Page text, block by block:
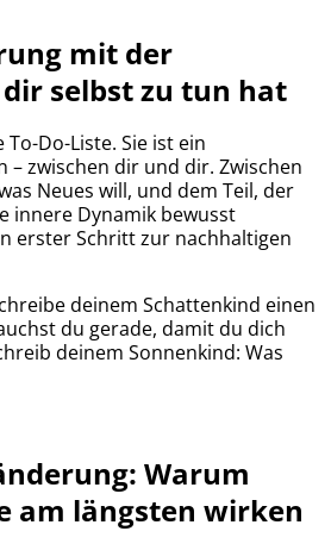
mit der
selbst zu tun hat
Do-Liste. Sie ist ein
– zwischen dir und dir. Zwischen
Neues will, und dem Teil, der
innere Dynamik bewusst
erster Schritt zur nachhaltigen
deinem Schattenkind einen
du gerade, damit du dich
deinem Sonnenkind: Was
Warum
am längsten wirken